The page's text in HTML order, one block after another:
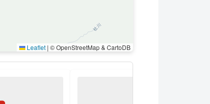
Leaflet | © OpenStreetMap & CartoDB